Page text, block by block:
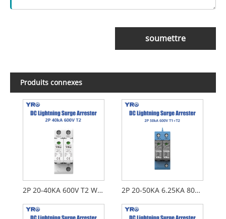
soumettre
Produits connexes
2P 20-40KA 600V T2 White DC SPD 2P 20-50KA 6.25KA 800V T1 T2 DC SPD